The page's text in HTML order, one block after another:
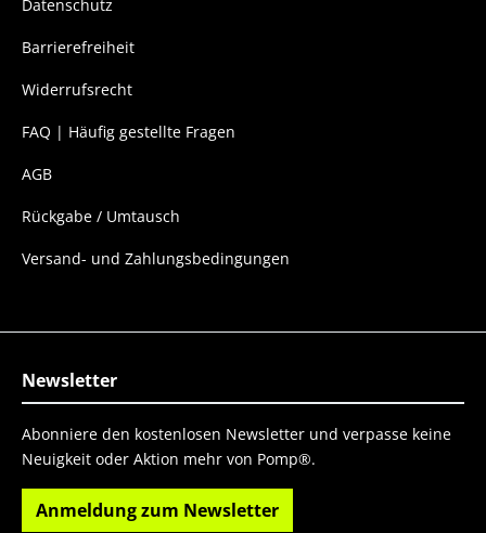
Datenschutz
Barrierefreiheit
Widerrufsrecht
FAQ | Häufig gestellte Fragen
AGB
Rückgabe / Umtausch
Versand- und Zahlungsbedingungen
Newsletter
Abonniere den kostenlosen Newsletter und verpasse keine
Neuigkeit oder Aktion mehr von Pomp®.
Anmeldung zum Newsletter